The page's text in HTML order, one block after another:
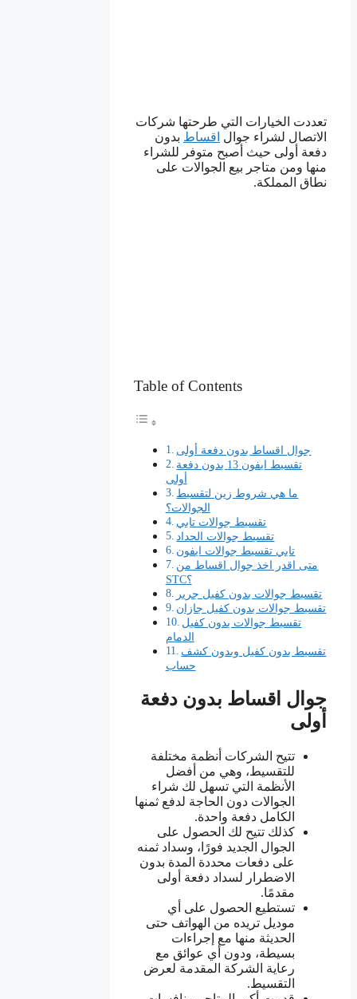
تعددت الخيارات التي طرحتها شركات
الاتصال لشراء جوال اقساط بدون
دفعة أولى حيث أصبح متوفر للشراء
منها ومن متاجر بيع الجوالات على
نطاق المملكة.
Table of Contents
جوال اقساط بدون دفعة أولى
تقسيط ايفون 13 بدون دفعة
أولى
ما هي شروط زين لتقسيط
الجوالات؟
تقسيط جوالات تابي
تقسيط جوالات الحداد
تابي تقسيط جوالات ايفون
متى اقدر اخذ جوال اقساط من
STC؟
تقسيط جوالات بدون كفيل جرير
تقسيط جوالات بدون كفيل جازان
تقسيط جوالات بدون كفيل
الدمام
تقسيط بدون كفيل وبدون كشف
حساب
جوال اقساط بدون دفعة
أولى
تتيح الشركات أنظمة مختلفة
للتقسيط، وهي من أفضل
الأنظمة التي تسهل لك شراء
الجوالات دون الحاجة لدفع ثمنها
الكامل دفعة واحدة.
كذلك تتيح لك الحصول على
الجوال الجديد فورًا، وسداد ثمنه
على دفعات محددة المدة بدون
الاضطرار لسداد دفعة أولى
مقدمًا.
تستطيع الحصول على أي
موديل تريده من الهواتف حتى
الحديثة منها مع إجراءات
بسيطة، ودون أي عوائق مع
رعاية الشركة المقدمة لعرض
التقسيط.